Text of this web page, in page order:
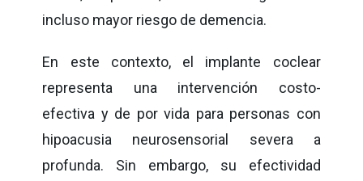
incluso mayor riesgo de demencia.
En este contexto, el implante coclear
representa una intervención costo-
efectiva y de por vida para personas con
hipoacusia neurosensorial severa a
profunda. Sin embargo, su efectividad